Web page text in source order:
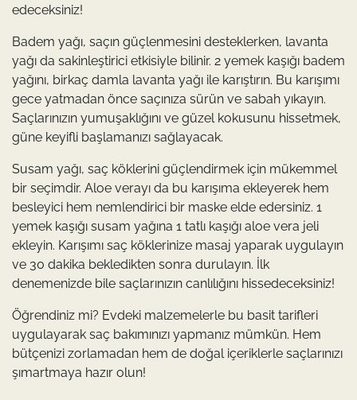
edeceksiniz!
Badem yağı, saçın güçlenmesini desteklerken, lavanta
yağı da sakinleştirici etkisiyle bilinir. 2 yemek kaşığı badem
yağını, birkaç damla lavanta yağı ile karıştırın. Bu karışımı
gece yatmadan önce saçınıza sürün ve sabah yıkayın.
Saçlarınızın yumuşaklığını ve güzel kokusunu hissetmek,
güne keyifli başlamanızı sağlayacak.
Susam yağı, saç köklerini güçlendirmek için mükemmel
bir seçimdir. Aloe verayı da bu karışıma ekleyerek hem
besleyici hem nemlendirici bir maske elde edersiniz. 1
yemek kaşığı susam yağına 1 tatlı kaşığı aloe vera jeli
ekleyin. Karışımı saç köklerinize masaj yaparak uygulayın
ve 30 dakika bekledikten sonra durulayın. İlk
denemenizde bile saçlarınızın canlılığını hissedeceksiniz!
Öğrendiniz mi? Evdeki malzemelerle bu basit tarifleri
uygulayarak saç bakımınızı yapmanız mümkün. Hem
bütçenizi zorlamadan hem de doğal içeriklerle saçlarınızı
şımartmaya hazır olun!